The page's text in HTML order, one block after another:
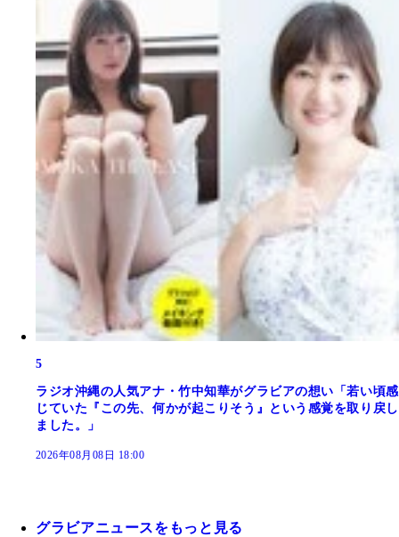
5
ラジオ沖縄の人気アナ・竹中知華がグラビアの想い「若い頃感
じていた『この先、何かが起こりそう』という感覚を取り戻し
ました。」
2026年08月08日 18:00
グラビアニュースをもっと見る